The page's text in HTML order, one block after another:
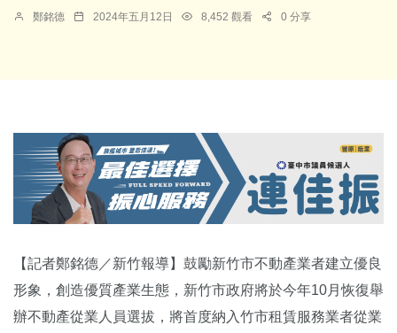
鄭銘德 2024年五月12日 8,452 觀看 0 分享
【記者鄭銘德／新竹報導】鼓勵新竹市不動產業者建立優良
形象，創造優質產業生態，新竹市政府將於今年10月恢復舉
辦不動產從業人員選拔，將首度納入竹市租賃服務業者從業